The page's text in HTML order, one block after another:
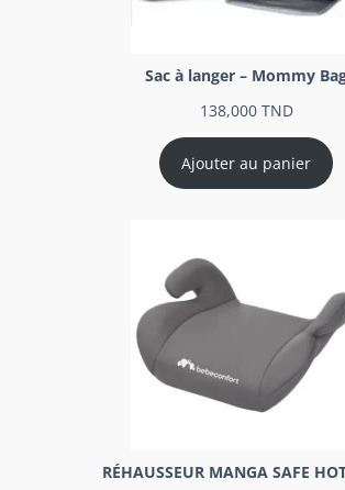
Sac à langer – Mommy
138,000 TND
Ajouter au panier
RÉHAUSSEUR MANGA SAFE